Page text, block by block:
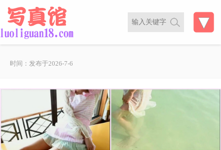
时间：发布于2026-7-6